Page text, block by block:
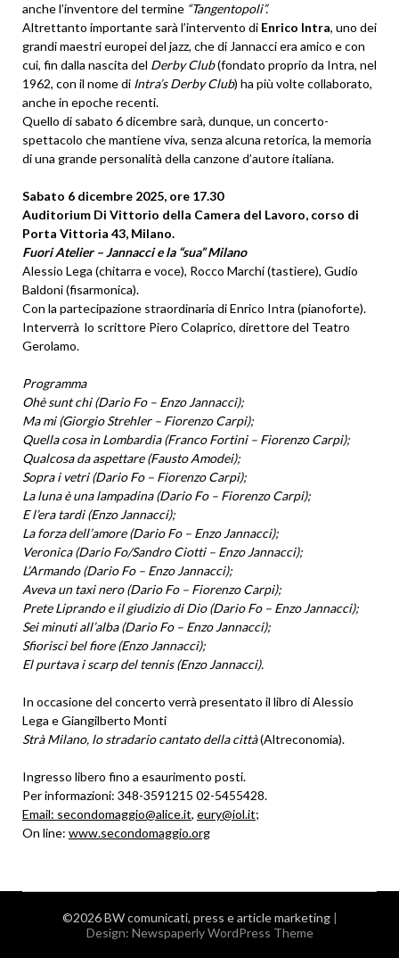
anche l’inventore del termine “Tangentopoli”.
Altrettanto importante sarà l’intervento di Enrico Intra, uno dei
grandi maestri europei del jazz, che di Jannacci era amico e con
cui, fin dalla nascita del Derby Club(fondato proprio da Intra, nel
1962, con il nome di Intra’s Derby Club) ha più volte collaborato,
anche in epoche recenti.
Quello di sabato 6 dicembre sarà, dunque, un concerto-
spettacolo che mantiene viva, senza alcuna retorica, la memoria
di una grande personalità della canzone d’autore italiana.
Sabato 6 dicembre 2025, ore 17.30
Auditorium Di Vittorio della Camera del Lavoro, corso di
Porta Vittoria 43, Milano.
Fuori Atelier – Jannacci e la “sua” Milano
Alessio Lega (chitarra e voce), Rocco Marchi (tastiere), Gudio
Baldoni (fisarmonica).
Con la partecipazione straordinaria di Enrico Intra (pianoforte).
Interverrà lo scrittore Piero Colaprico, direttore del Teatro
Gerolamo.
Programma
Ohè sunt chi (Dario Fo – Enzo Jannacci);
Ma mi (Giorgio Strehler – Fiorenzo Carpi);
Quella cosa in Lombardia (Franco Fortini – Fiorenzo Carpi);
Qualcosa da aspettare (Fausto Amodei);
Sopra i vetri (Dario Fo – Fiorenzo Carpi);
La luna è una lampadina (Dario Fo – Fiorenzo Carpi);
E l’era tardi (Enzo Jannacci);
La forza dell’amore (Dario Fo – Enzo Jannacci);
Veronica (Dario Fo/Sandro Ciotti – Enzo Jannacci);
L’Armando (Dario Fo – Enzo Jannacci);
Aveva un taxi nero (Dario Fo – Fiorenzo Carpi);
Prete Liprando e il giudizio di Dio (Dario Fo – Enzo Jannacci);
Sei minuti all’alba (Dario Fo – Enzo Jannacci);
Sfiorisci bel fiore (Enzo Jannacci);
El purtava i scarp del tennis (Enzo Jannacci).
In occasione del concerto verrà presentato il libro di Alessio
Lega e Giangilberto Monti
Strà Milano, lo stradario cantato della città(Altreconomia).
Ingresso libero fino a esaurimento posti.
Per informazioni: 348-3591215 02-5455428.
Email: secondomaggio@alice.it, eury@iol.it;
On line: www.secondomaggio.org
©2026 BW comunicati, press e article marketing |
Design: Newspaperly WordPress Theme